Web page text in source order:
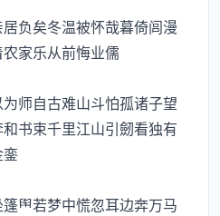
负矣冬温被怀哉暮倚闾漫
家乐从前悔业儒
师自古难山斗怕孤诸子望
书束千里江山引劒看独有
若梦中慌忽耳边奔万马